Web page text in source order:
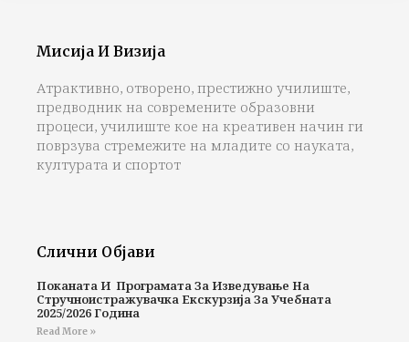
Мисија И Визија
Атрактивно, отворено, престижно училиште,
предводник на современите образовни
процеси, училиште кое на креативен начин ги
поврзува стремежите на младите со науката,
културата и спортот
Слични Објави
Поканата И Програмата За Изведување На
Стручноистражувачка Екскурзија За Учебната
2025/2026 Година
Read More »